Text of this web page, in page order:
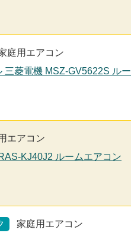
庭用エアコン
三菱電機 MSZ-GV5622S ル
エアコン
KJ40J2 ルームエアコン
家庭用エアコン